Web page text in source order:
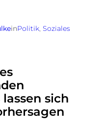
inPolitik, Soziales
sich